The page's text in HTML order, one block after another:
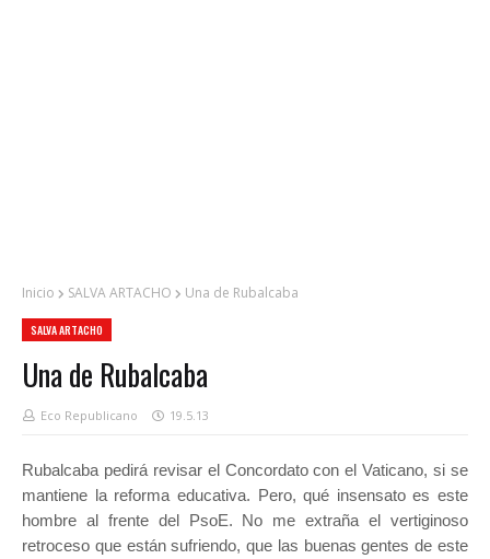
Inicio SALVA ARTACHO Una de Rubalcaba
SALVA ARTACHO
Una de Rubalcaba
Eco Republicano 19.5.13
Rubalcaba pedirá revisar el Concordato con el Vaticano, si se
mantiene la reforma educativa. Pero, qué insensato es este
hombre al frente del PsoE. No me extraña el vertiginoso
retroceso que están sufriendo, que las buenas gentes de este